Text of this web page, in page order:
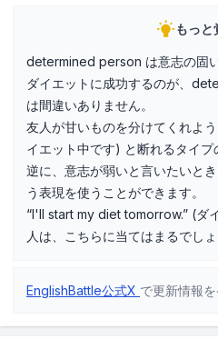
もっと
determined person は意志の固
ダイエットに成功するのが、
は間違いありません。
友人が甘いものを分けてくれよ
イエット中です) と断れるタイプ
逆に、意志が弱いと言いたいと
う表現を使うことができます。
“I'll start my diet tomorrow.” (ダ
人は、こちらに当てはまるでしょ
EnglishBattle公式X で更新情報を